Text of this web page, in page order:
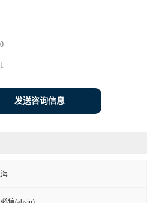
发送咨询信息